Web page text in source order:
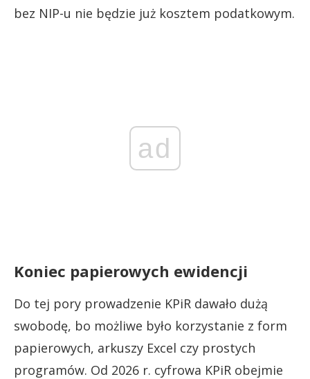
bez NIP-u nie będzie już kosztem podatkowym.
ad
Koniec papierowych ewidencji
Do tej pory prowadzenie KPiR dawało dużą
swobodę, bo możliwe było korzystanie z form
papierowych, arkuszy Excel czy prostych
programów. Od 2026 r. cyfrowa KPiR obejmie